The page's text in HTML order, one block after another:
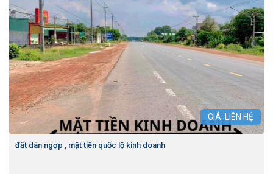
GIÁ: LIÊN HỆ
đất dân ngợp , mặt tiền quốc lộ kinh doanh